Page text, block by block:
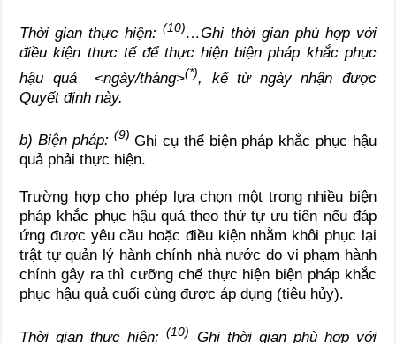
Thời gian thực hiện:(10)…Ghi thời gian phù hợp với
điều kiện thực tế để thực hiện biện pháp khắc phục
hậu quả <ngày/tháng>(*), kể từ ngày nhận được
Quyết định này.
b) Biện pháp: (9) Ghi cụ thể biện pháp khắc phục hậu
quả phải thực hiện.
Trường hợp cho phép lựa chọn một trong nhiều biện
pháp khắc phục hậu quả theo thứ tự ưu tiên nếu đáp
ứng được yêu cầu hoặc điều kiện nhằm khôi phục lại
trật tự quản lý hành chính nhà nước do vi phạm hành
chính gây ra thì cưỡng chế thực hiện biện pháp khắc
phục hậu quả cuối cùng được áp dụng (tiêu hủy).
Thời gian thực hiện:(10) Ghi thời gian phù hợp với